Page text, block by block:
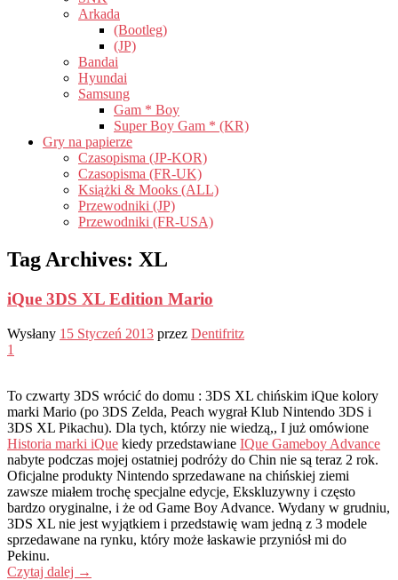
Arkada
(Bootleg)
(JP)
Bandai
Hyundai
Samsung
Gam * Boy
Super Boy Gam * (KR)
Gry na papierze
Czasopisma (JP-KOR)
Czasopisma (FR-UK)
Książki & Mooks (ALL)
Przewodniki (JP)
Przewodniki (FR-USA)
Tag Archives: XL
iQue 3DS XL Edition Mario
Wysłany 15 Styczeń 2013 przez Dentifritz
1
To czwarty 3DS wrócić do domu : 3DS XL chińskim iQue kolory
marki Mario (po 3DS Zelda, Peach wygrał Klub Nintendo 3DS i
3DS XL Pikachu). Dla tych, którzy nie wiedzą,, I już omówione
Historia marki iQue kiedy przedstawiane IQue Gameboy Advance
nabyte podczas mojej ostatniej podróży do Chin nie są teraz 2 rok.
Oficjalne produkty Nintendo sprzedawane na chińskiej ziemi
zawsze miałem trochę specjalne edycje, Ekskluzywny i często
bardzo oryginalne, i że od Game Boy Advance. Wydany w grudniu,
3DS XL nie jest wyjątkiem i przedstawię wam jedną z 3 modele
sprzedawane na rynku, który może łaskawie przyniósł mi do
Pekinu.
Czytaj dalej →